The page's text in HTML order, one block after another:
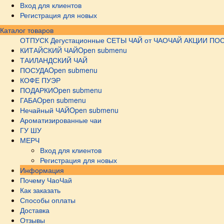
Вход для клиентов
Регистрация для новых
Каталог товаров
ОТПУСК Дегустационные СЕТЫ ЧАЙ от ЧАОЧАЙ АКЦИИ
КИТАЙСКИЙ ЧАЙOpen submenu
ТАИЛАНДСКИЙ ЧАЙ
ПОСУДАOpen submenu
КОФЕ ПУЭР
ПОДАРКИOpen submenu
ГАБАOpen submenu
Нечайный ЧАЙOpen submenu
Ароматизированные чаи
ГУ ШУ
МЕРЧ
Вход для клиентов
Регистрация для новых
Информация
Почему ЧаоЧай
Как заказать
Способы оплаты
Доставка
Отзывы